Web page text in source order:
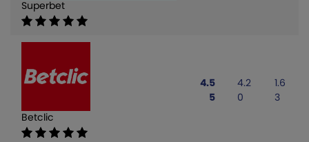
Superbet
Betclic
4.5
5
4.2
0
1.6
3